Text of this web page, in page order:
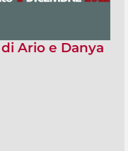
Ario e Danya